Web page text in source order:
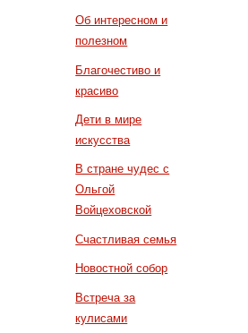
Об интересном и
полезном
Благочестиво и
красиво
Дети в мире
искусства
В стране чудес с
Ольгой
Войцеховской
Счастливая семья
Новостной собор
Встреча за
кулисами